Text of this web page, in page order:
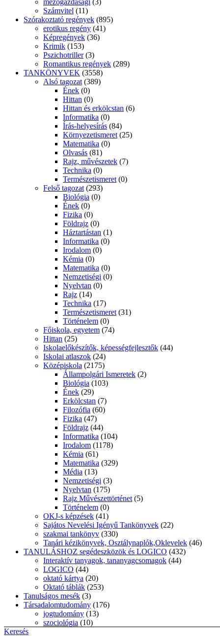
mezőgazdasági (3)
Számvitel (11)
Szórakoztató regények (895)
erotikus regény (41)
Képregények (36)
Krimik (153)
Pszichotriller (3)
Romantikus regények (289)
TANKÖNYVEK (3558)
Alsó tagozat (389)
Ének (0)
Hittan (0)
Hittan és erkölcstan (6)
Informatika (0)
Írás-helyesírás (84)
Környezetismeret (25)
Matematika (0)
Olvasás (81)
Rajz, művészetek (7)
Technika (0)
Természetismeret (0)
Felső tagozat (293)
Biológia (0)
Ének (0)
Fizika (0)
Földrajz (0)
Háztartástan (1)
Informatika (0)
Irodalom (0)
Kémia (0)
Matematika (0)
Nemzetiségi (0)
Nyelvtan (0)
Rajz (14)
Technika (17)
Természetismeret (31)
Történelem (0)
Főiskola, egyetem (74)
Hittan (25)
Iskolaelőkészítők, képességfejlesztők (44)
Iskolai atlaszok (24)
Középiskola (2175)
Állampolgári Ismeretek (2)
Biológia (103)
Ének (29)
Erkölcstan (7)
Filozófia (60)
Fizika (47)
Földrajz (44)
Informatika (104)
Irodalom (1178)
Kémia (61)
Matematika (329)
Média (13)
Nemzetiségi (3)
Nyelvtan (175)
Rajz Művészettörténet (5)
Történelem (0)
OKJ-s képzések (41)
Sajátos Nevelési Igényű Tankönyvek (22)
szakmai tankönyv (330)
Tanári kézikönyvek, Osztálynaplók,Oklevelek (46)
TANULÁSHOZ segédeszközök és LOGICO (432)
Interaktív tanyagok, tananyagcsomagok (44)
LOGICO (44)
oktató kártya (20)
Oktató táblák (253)
Tanulságos mesék (3)
Társadalomtudomány (176)
jogtudomány (13)
szociológia (10)
Tehetséggondozás, iskolai versenyek
Keresés